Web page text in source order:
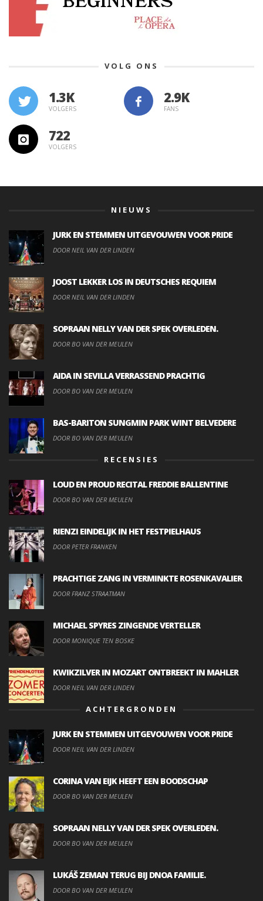
VOLG ONS
1.3K
VOLGERS FANS
722
VOLGERS
NIEUWS
JURK EN STEMMEN UITGEVOUWEN VOOR PRIDE
DOOR NEIL VAN DER LINDEN
JOOST LEKKER LOS IN DEUTSCHES REQUIEM
DOOR NEIL VAN DER LINDEN
SOPRAAN NELLY VAN DER SPEK OVERLEDEN.
DOOR BO VAN DER MEULEN
AIDA IN SEVILLA VERRASSEND PRACHTIG
DOOR BO VAN DER MEULEN
BAS-BARITON SUNGMIN PARK WINT BELVEDERE
DOOR BO VAN DER MEULEN
RECENSIES
LOUD EN PROUD RECITAL FREDDIE BALLENTINE
DOOR BO VAN DER MEULEN
RIENZI EINDELIJK IN HET FESTPIELHAUS
DOOR PETER FRANKEN
PRACHTIGE ZANG IN VERMINKTE ROSENKAVALIER
DOOR FRANZ STRAATMAN
MICHAEL SPYRES ZINGENDE VERTELLER
DOOR MONIQUE TEN BOSKE
KWIKZILVER IN MOZART ONTBREEKT IN MAHLER
DOOR NEIL VAN DER LINDEN
ACHTERGRONDEN
JURK EN STEMMEN UITGEVOUWEN VOOR PRIDE
DOOR NEIL VAN DER LINDEN
CORINA VAN EIJK HEEFT EEN BOODSCHAP
DOOR BO VAN DER MEULEN
SOPRAAN NELLY VAN DER SPEK OVERLEDEN.
DOOR BO VAN DER MEULEN
LUKÁŠ ZEMAN TERUG BIJ DNOA FAMILIE.
DOOR BO VAN DER MEULEN